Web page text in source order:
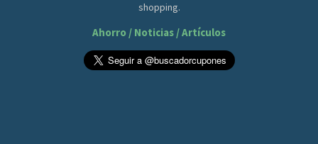
shopping.
Ahorro / Noticias / Artículos